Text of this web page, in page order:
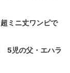
ミニ丈ワンピで
5児の父・エハラ